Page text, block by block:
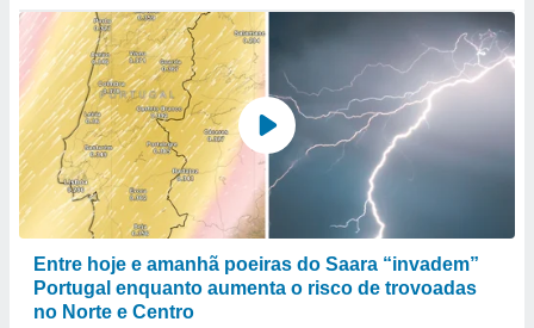
Entre hoje e amanhã poeiras do Saara “invadem”
Portugal enquanto aumenta o risco de trovoadas
no Norte e Centro